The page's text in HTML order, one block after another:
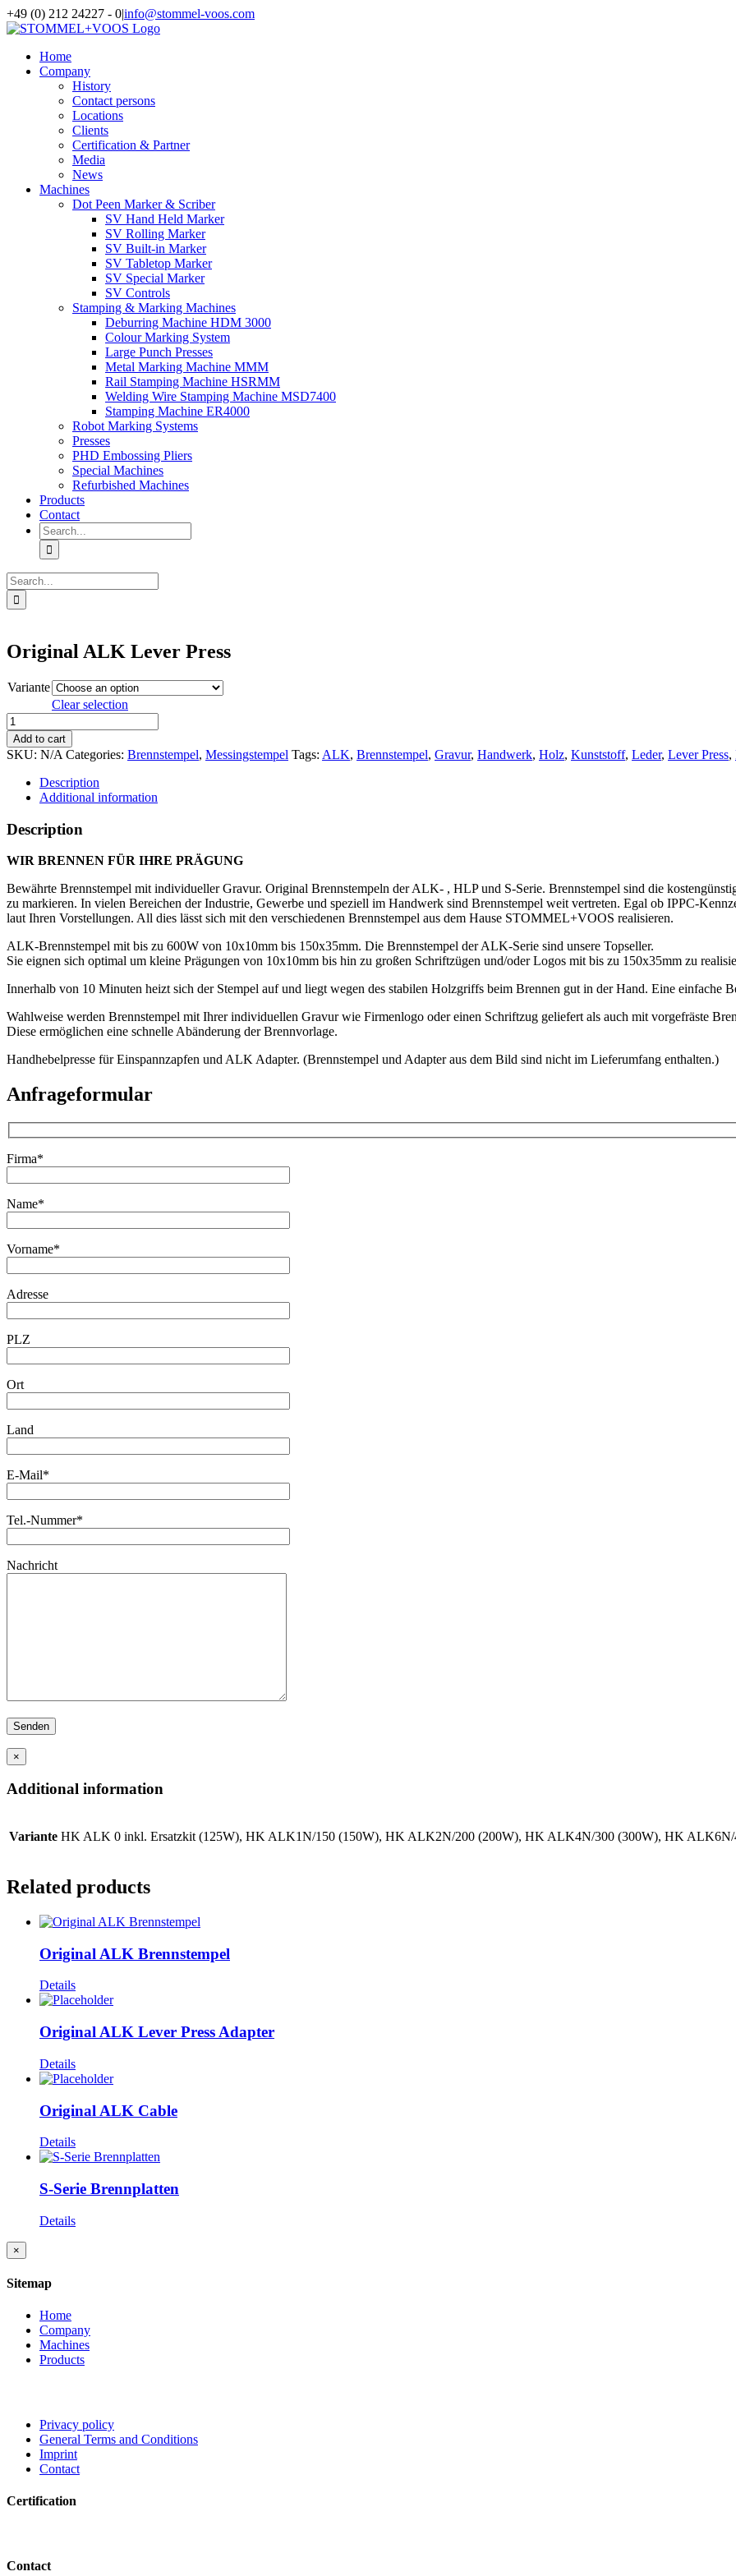
Skip
to
+49 (0) 212 24227 - 0|info@stommel-voos.com
Home
Company
History
Contact persons
Locations
Clients
Certification & Partner
Media
News
Machines
Dot Peen Marker & Scriber
SV Hand Held Marker
SV Rolling Marker
SV Built-in Marker
SV Tabletop Marker
SV Special Marker
SV Controls
Stamping & Marking Machines
Deburring Machine HDM 3000
Colour Marking System
Large Punch Presses
Metal Marking Machine MMM
Rail Stamping Machine HSRMM
Welding Wire Stamping Machine MSD7400
Stamping Machine ER4000
Robot Marking Systems
Presses
PHD Embossing Pliers
Special Machines
Refurbished Machines
Products
Contact
Search
for:
Search
for:
Original ALK Lever Press
Variante
Clear selection
Original
ALK
Lever
Press
quantity
Add to cart
SKU: N/A Categories: Brennstempel, Messingstempel Tags: ALK, Brennstempel, Gravur, Handwerk, Holz, Kunststoff, Leder, Lever Press,
Description
Additional information
Description
WIR BRENNEN FÜR IHRE PRÄGUNG
Bewährte Brennstempel mit individueller Gravur. Original Brennstempeln der ALK- , HLP und S-Serie. Brennstempel sind die
zu markieren. In vielen Bereichen der Industrie, Gewerbe und speziell im Handwerk sind Brennstempel weit vertreten. Egal ob IPPC-
laut Ihren Vorstellungen. All dies lässt sich mit den verschiedenen Brennstempel aus dem Hause STOMMEL+VOOS realisieren.
ALK-Brennstempel mit bis zu 600W von 10x10mm bis 150x35mm. Die Brennstempel der ALK-Serie sind unsere Topseller.
Sie eignen sich optimal um kleine Prägungen von 10x10mm bis hin zu großen Schriftzügen und/oder Logos mit bis zu 150x35mm zu
Innerhalb von 10 Minuten heizt sich der Stempel auf und liegt wegen des stabilen Holzgriffs beim Brennen gut in der Hand. Eine einfache
Wahlweise werden Brennstempel mit Ihrer individuellen Gravur wie Firmenlogo oder einen Schriftzug geliefert als auch mit vorgefräste
Diese ermöglichen eine schnelle Abänderung der Brennvorlage.
Handhebelpresse für Einspannzapfen und ALK Adapter. (Brennstempel und Adapter aus dem Bild sind nicht im Lieferumfang enthalten.)
Anfrageformular
Firma*
Name*
Vorname*
Adresse
PLZ
Ort
Land
E-Mail*
Tel.-Nummer*
Nachricht
×
Additional information
Variante HK ALK 0 inkl. Ersatzkit (125W), HK ALK1N/150 (150W), HK ALK2N/200 (200W), HK ALK4N/300 (300W), HK ALK6N/
Related products
Original ALK Brennstempel
Details
Original ALK Lever Press Adapter
Details
Original ALK Cable
Details
S-Serie Brennplatten
Details
Close
product
view
×
Sitemap
Home
Company
Machines
Products
Privacy policy
General Terms and Conditions
Imprint
Contact
Certification
Contact